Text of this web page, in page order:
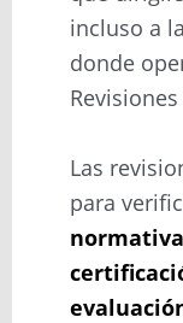
incluso a
donde
Las
para